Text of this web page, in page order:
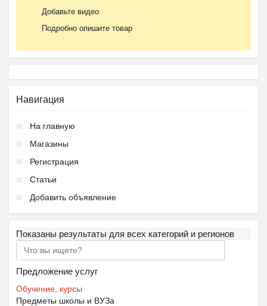
Добавьте видео
Подробно опишите товар
Навигация
На главную
Магазины
Регистрация
Статьи
Добавить объявление
Показаны результаты для всех категорий и регионов
Предложение услуг
Обучение, курсы
Предметы школы и ВУЗа